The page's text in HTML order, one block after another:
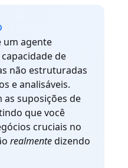
um agente
de
não estruturadas
e analisáveis.
as suposições de
que você
cruciais no
realmentedizendo